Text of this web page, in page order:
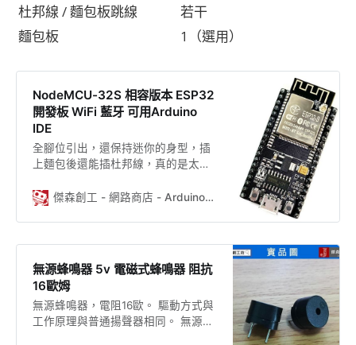
杜邦線 / 麵包板跳線
若干
麵包板
1（選用）
NodeMCU-32S 相容版本 ESP32
開發板 WiFi 藍牙 可用Arduino
IDE
全腳位引出，還保持迷你的身型，插
上麵包後還能插杜邦線，真的是太棒
有5V供電輸出，非常方便！ 有了
IDE開發，但效能更強大，還內建WiFi
傑森實測記錄，大家可以到 F 粉 絲
團 B 看貼文哦！ ESP32-D0WDQ6 內
置兩個低功耗 Xtensa® 32-bit LX6
MCU。片上存儲包括： • 448 KB 的
ROM，用於程序啟動和內核功能
傑森創工 - 網路商店 - Arduino、ESP32的專家，創客的好朋友
無源蜂鳴器 5v 電磁式蜂鳴器 阻抗
16歐姆
無源蜂鳴器，電阻16歐。 驅動方式與
工作原理與普通揚聲器相同。 無源蜂